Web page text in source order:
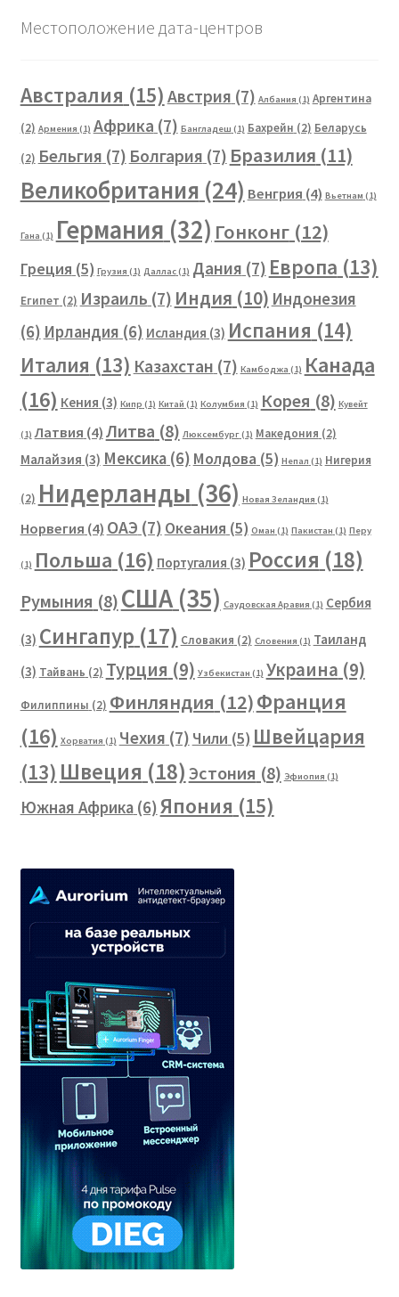
Местоположение дата-центров
Австралия (15) Австрия (7) Албания (1) Аргентина
(2) Армения (1) Африка (7) Бангладеш (1) Бахрейн (2) Беларусь
(2) Бельгия (7) Болгария (7) Бразилия (11)
Великобритания (24) Венгрия (4) Вьетнам (1)
Гана (1) Германия (32) Гонконг(12)
Греция (5) Грузия (1) Даллас(1) Дания (7) Европа (13)
Египет (2) Израиль (7) Индия (10) Индонезия
(6) Ирландия (6) Исландия (3) Испания (14)
Италия (13) Казахстан (7) Камбоджа (1) Канада
(16) Кения (3) Кипр (1) Китай (1) Колумбия (1) Корея (8) Кувейт
(1) Латвия (4)Литва (8) Люксембург(1) Македония (2)
Малайзия (3) Мексика(6) Молдова (5) Непал (1) Нигерия
(2) Нидерланды (36) Новая Зеландия (1)
Норвегия (4) ОАЭ (7) Океания (5) Оман (1) Пакистан (1) Перу
(1) Польша (16) Португалия (3) Россия (18)
Румыния (8)США(35) Саудовская Аравия (1) Сербия
(3) Сингапур (17) Словакия (2) Словения (1) Таиланд
(3) Тайвань (2) Турция (9) Узбекистан (1) Украина (9)
Филиппины (2) Финляндия (12)Франция
(16) Хорватия (1) Чехия (7) Чили (5) Швейцария
(13) Швеция (18)Эстония (8) Эфиопия (1)
Южная Африка(6)Япония (15)